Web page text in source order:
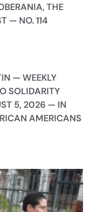
THE
— NO. 114
— WEEKLY
SOLIDARITY
5, 2026 — IN
AMERICANS